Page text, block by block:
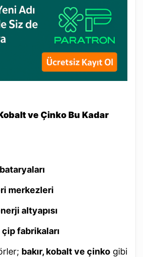
ve Çinko Bu Kadar
merkezleri
altyapısı
fabrikaları
bakır, kobalt ve çinko gibi